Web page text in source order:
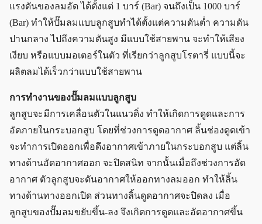
แรงดันของลมอัด ได้ตั้งแต่ 1 บาร์ (Bar) จนถึงเป็น 1000 บาร์
(Bar) ทำให้ปั๊มลมแบบลูกสูบทำได้ตั้งแต่ความดันต่ำ ความดัน
ปานกลาง ไปถึงความดันสูง มีแบบใช้สายพาน จะทำให้เสียง
เงียบ หรือแบบมอเตอร์ในตัว ที่เรียกว่าลูกสูบโรตารี่ แบบนี้จะ
ผลิตลมได้เร็วกว่าแบบใช้สายพาน
การทำงานของปั๊มลมแบบลูกสูบ
ลูกสูบจะมีการเคลื่อนตัวในแนวดิ่ง ทำให้เกิดการดูดและการ
อัดภายในกระบอกสูบ โดยที่ช่วงการดูดอากาศ ลิ้นช่องดูดเข้า
จะทำการเปิดออกเพื่อดึงอากาศเข้าภายในกระบอกสูบ แต่ลิ้น
ทางด้านอัดอากาศออก จะปิดสนิท จากนั้นเมื่อถึงช่วงการอัด
อากาศ ตัวลูกสูบจะดันอากาศให้ออกทางลมออก ทำให้ลิ้น
ทางด้านทางออกเปิด ส่วนทางลิ้นดูดอากาศจะปิดลง เมื่อ
ลูกสูบของปั๊มลมขยับขึ้น-ลง จึงเกิดการดูดและอัดอากาศขึ้น